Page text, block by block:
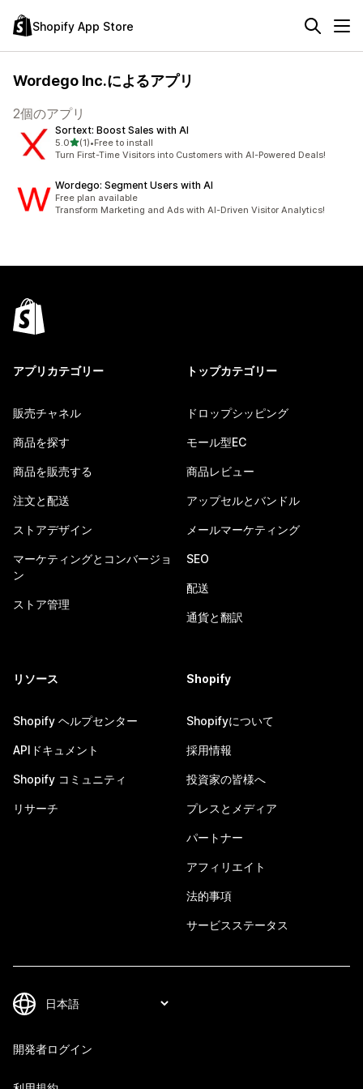
Shopify App Store
Wordego Inc.によるアプリ
2個のアプリ
Sortext: Boost Sales with AI
5.05つ星中
(1)
合計レビュー数：1件
•Free to install
Turn First-Time Visitors into Customers with AI-Powered Deals!
Wordego: Segment Users with AI
Free plan available
Transform Marketing and Ads with AI-Driven Visitor Analytics!
アプリカテゴリー
販売チャネル
商品を探す
商品を販売する
注文と配送
ストアデザイン
マーケティングとコンバージョ
ン
ストア管理
トップカテゴリー
ドロップシッピング
モール型EC
商品レビュー
アップセルとバンドル
メールマーケティング
SEO
配送
通貨と翻訳
リソース
Shopify ヘルプセンター
APIドキュメント
Shopify コミュニティ
リサーチ
Shopify
Shopifyについて
採用情報
投資家の皆様へ
プレスとメディア
パートナー
アフィリエイト
法的事項
サービスステータス
開発者ログイン